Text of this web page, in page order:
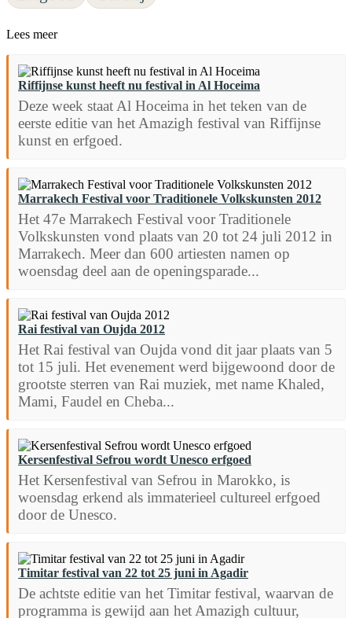
Lees meer
Riffijnse kunst heeft nu festival in Al Hoceima
Deze week staat Al Hoceima in het teken van de
eerste editie van het Amazigh festival van Riffijnse
kunst en erfgoed.
Marrakech Festival voor Traditionele Volkskunsten 2012
Het 47e Marrakech Festival voor Traditionele
Volkskunsten vond plaats van 20 tot 24 juli 2012 in
Marrakech. Meer dan 600 artiesten namen op
woensdag deel aan de openingsparade...
Rai festival van Oujda 2012
Het Rai festival van Oujda vond dit jaar plaats van 5
tot 15 juli. Het evenement werd bijgewoond door de
grootste sterren van Rai muziek, met name Khaled,
Mami, Faudel en Cheba...
Kersenfestival Sefrou wordt Unesco erfgoed
Het Kersenfestival van Sefrou in Marokko, is
woensdag erkend als immaterieel cultureel erfgoed
door de Unesco.
Timitar festival van 22 tot 25 juni in Agadir
De achtste editie van het Timitar festival, waarvan de
programma is gewijd aan het Amazigh cultuur,